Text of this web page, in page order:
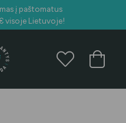
į paštomatus
visoje Lietuvoje!